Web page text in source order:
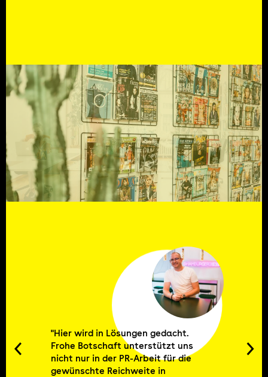
"Hier wird in Lösungen gedacht.
Frohe Botschaft unterstützt uns
nicht nur in der PR-Arbeit für die
gewünschte Reichweite in